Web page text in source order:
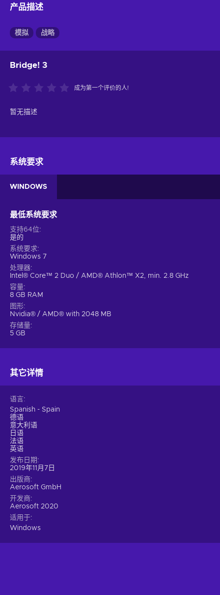
产品描述
模拟 战略
Bridge! 3
成为第一个评价的人!
暂无描述
系统要求
WINDOWS
最低系统要求
支持64位
是的
系统要求
Windows 7
处理器
Intel® Core™ 2 Duo / AMD® Athlon™ X2, min. 2.8 GHz
容量
8 GB RAM
图形
Nvidia® / AMD® with 2048 MB
存储量
5 GB
其它详情
语言
Spanish - Spain
德语
意大利语
日语
法语
英语
发布日期
2019年11月7日
出版商
Aerosoft GmbH
开发商
Aerosoft 2020
适用于
Windows